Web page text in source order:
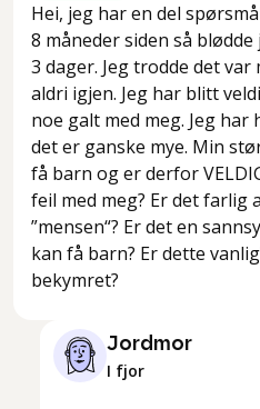
Hei, jeg har en del
8 måneder siden så
3 dager. Jeg trodde det
aldri igjen. Jeg har blitt
noe galt med meg. Jeg
det er ganske mye. Min
få barn og er derfor
feil med meg? Er det
”mensen“? Er det en
kan få barn? Er dette
bekymret?
Jordmor
I fjor